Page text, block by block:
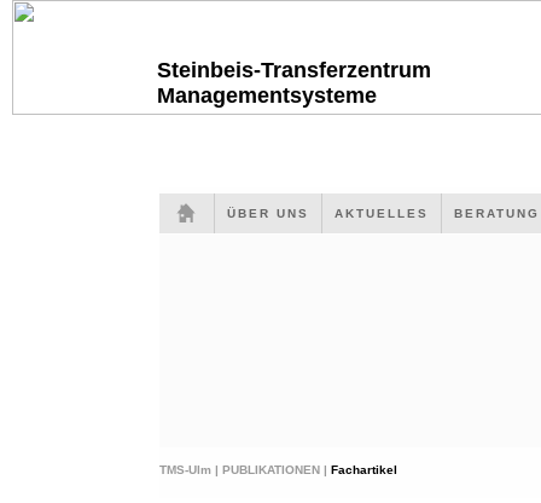
Steinbeis-Transferzentrum
Managementsysteme
ÜBER UNS AKTUELLES
TMS-Ulm | PUBLIKATIONEN | Fachartikel